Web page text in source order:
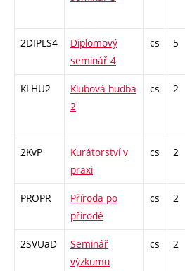
2DIPLS4
Diplomový
seminář 4
cs 5
KLHU2
Klubová hudba
2
cs 2
2KvP
Kurátorství v
praxi
cs 2
PROPR
Příroda po
přírodě
cs 2
2SVUaD
Seminář
výzkumu
cs 2